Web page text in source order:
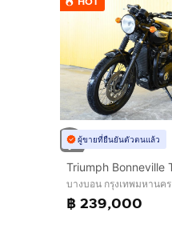
ผู้ขายที่ยืนยันตัวตนแล้ว
บางบอน กรุงเทพมหานคร
฿ 239,000